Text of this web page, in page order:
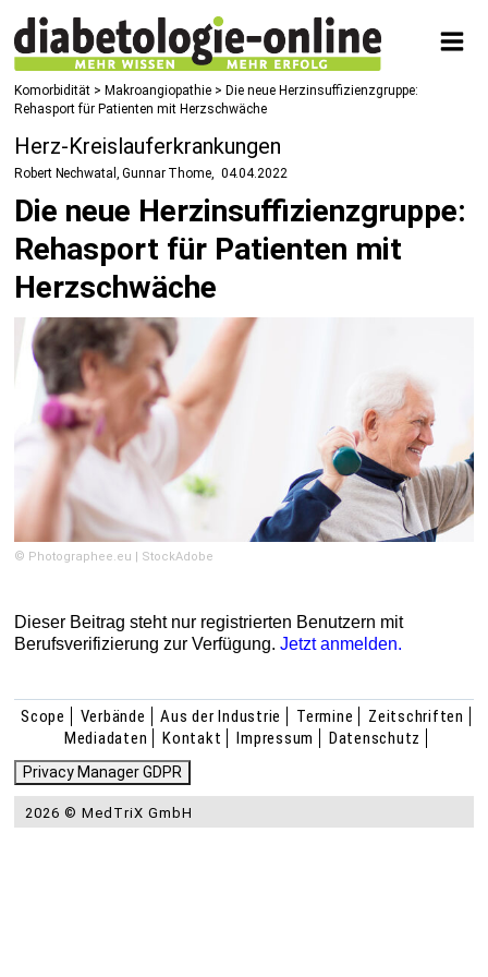
Komorbidität >Makroangiopathie > Die neue Herzinsuffizienzgruppe:
Rehasport für Patienten mit Herzschwäche
Herz-Kreislauferkrankungen
Robert Nechwatal, Gunnar Thome 04.04.2022
Die neue Herzinsuffizienzgruppe:
Rehasport für Patienten mit
Herzschwäche
© Photographee.eu | StockAdobe
Dieser Beitrag steht nur registrierten Benutzern mit
Berufsverifizierung zur Verfügung.Jetzt anmelden.
Scope Verbände Aus der Industrie Termine
Zeitschriften
Mediadaten
Kontakt Impressum Datenschutz
Privacy Manager GDPR
2026 © MedTriX GmbH